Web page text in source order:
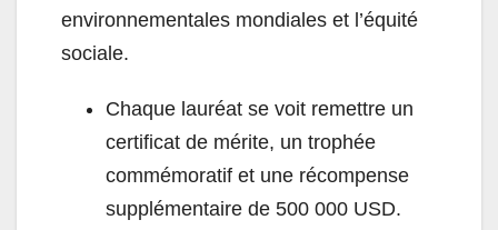
environnementales mondiales et l’équité
sociale.
Chaque lauréat se voit remettre un
certificat de mérite, un trophée
commémoratif et une récompense
supplémentaire de 500 000 USD.